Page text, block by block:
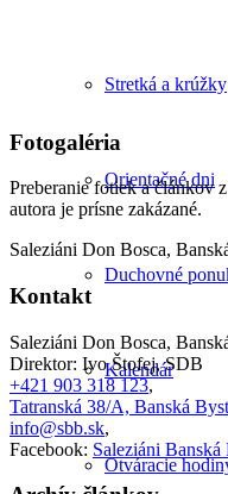
Stretká a krúžky
Orientačné dni
Duchovné
Kalendár
Otváracie
Fotogaléria
Preberanie fotiek a článkov
autora je prísne zakázané.
Saleziáni Don Bosca,
Kontakt
Saleziáni Don Bosca,
Direktor: Ivo Štofej, SDB
+421 903 318 123,
Tatranská 38/A, Banská
info@sbb.sk,
Facebook: Saleziáni Banská